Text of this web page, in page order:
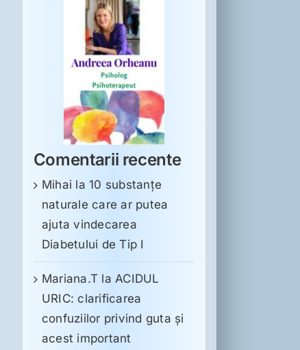
Comentarii recente
Mihai la10 substanţe
naturale care ar putea
ajuta vindecarea
Diabetului de Tip I
Mariana.T la ACIDUL
URIC: clarificarea
confuziilor privind guta și
acest important